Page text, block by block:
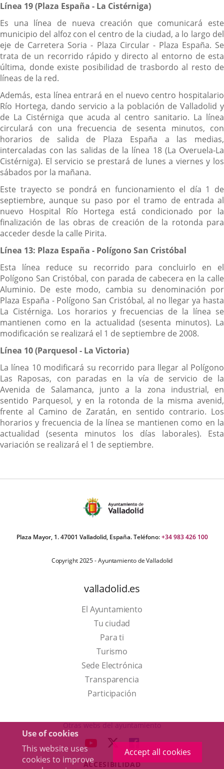
Use of cookies
This website uses
cookies to improve
Accept all cookies
Línea 19 (Plaza España - La Cistérniga)
Es una línea de nueva creación que comunicará este
municipio del alfoz con el centro de la ciudad, a lo largo del
eje de Carretera Soria - Plaza Circular - Plaza España. Se
trata de un recorrido rápido y directo al entorno de esta
última, donde existe posibilidad de trasbordo al resto de
líneas de la red.
Además, esta línea entrará en el nuevo centro hospitalario
Río Hortega, dando servicio a la población de Valladolid y
de La Cistérniga que acuda al centro sanitario. La línea
circulará con una frecuencia de sesenta minutos, con
horarios de salida de Plaza España a las medias,
intercaladas con las salidas de la línea 18 (La Overuela-La
Cistérniga). El servicio se prestará de lunes a viernes y los
sábados por la mañana.
Este trayecto se pondrá en funcionamiento el día 1 de
septiembre, aunque su paso por el tramo de entrada al
nuevo Hospital Río Hortega está condicionado por la
finalización de las obras de creación de la rotonda para
acceder desde la calle Pirita.
Línea 13: Plaza España - Polígono San Cristóbal
Esta línea reduce su recorrido para concluirlo en el
Polígono San Cristóbal, con parada de cabecera en la calle
Aluminio. De este modo, cambia su denominación por
Plaza España - Polígono San Cristóbal, al no llegar ya hasta
La Cistérniga. Los horarios y frecuencias de la línea se
mantienen como en la actualidad (sesenta minutos). La
modificación se realizará el 1 de septiembre de 2008.
Línea 10 (Parquesol - La Victoria)
La línea 10 modificará su recorrido para llegar al Polígono
Las Raposas, con paradas en la vía de servicio de la
Avenida de Salamanca, junto a la zona industrial, en
sentido Parquesol, y en la rotonda de la misma avenid,
frente al Camino de Zaratán, en sentido contrario. Los
horarios y frecuencia de la línea se mantienen como en la
actualidad (sesenta minutos los días laborales). Esta
variación se realizará el 1 de septiembre.
Plaza Mayor, 1. 47001 Valladolid, España. Teléfono:+34 983 426 100
Copyright 2025 - Ayuntamiento de Valladolid
valladolid.es
El Ayuntamiento
Tu ciudad
Para ti
TurismoThis
link
will
open
a
up
window.
Sede Electrónica
Transparencia
Participación
Otras webs del ayuntamiento
LINK LINK
TO
LINK
TO
ACCESIBILIDAD